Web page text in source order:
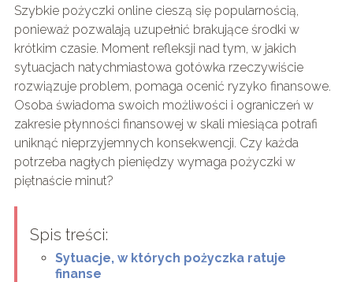
Szybkie pożyczki online cieszą się popularnością,
ponieważ pozwalają uzupełnić brakujące środki w
krótkim czasie. Moment refleksji nad tym, w jakich
sytuacjach natychmiastowa gotówka rzeczywiście
rozwiązuje problem, pomaga ocenić ryzyko finansowe.
Osoba świadoma swoich możliwości i ograniczeń w
zakresie płynności finansowej w skali miesiąca potrafi
uniknąć nieprzyjemnych konsekwencji. Czy każda
potrzeba nagłych pieniędzy wymaga pożyczki w
piętnaście minut?
Spis treści:
Sytuacje, w których pożyczka ratuje
finanse